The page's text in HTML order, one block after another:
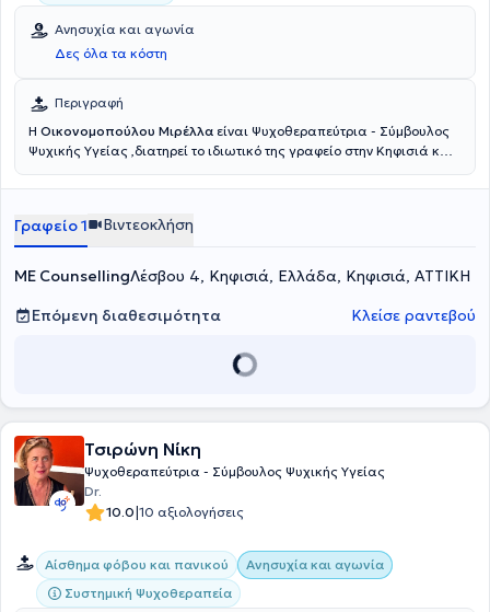
Ανησυχία και αγωνία
Δες όλα τα κόστη
Περιγραφή
Η Οικονομοπούλου Μιρέλλα είναι Ψυχοθεραπεύτρια - Σύμβουλος
Ψυχικής Υγείας ,διατηρεί το ιδιωτικό της γραφείο στην Κηφισιά και
Psychology and Psychotherapy). Έχει θητεύσει στην Α' Ψυχιατρική
αναλαμβάνει πλήθος περιστατικών, έχοντας πάντα στο επίκεντρο
την καλύτερη δυνατή εξυπηρέτηση των εξατομικευμένων αναγκών
κάθε ανθρώπου που αναλαμβάνει.
Γραφείο 1 Βιντεοκλήση
ME CounsellingΛέσβου 4, Κηφισιά, Ελλάδα, Κηφισιά, ΑΤΤΙΚΗ
Επόμενη διαθεσιμότητα
Κλείσε ραντεβού
Τσιρώνη Νίκη
Ψυχοθεραπεύτρια - Σύμβουλος Ψυχικής Υγείας
Dr.
10.0|10 αξιολογήσεις
Αίσθημα φόβου και πανικού
Ανησυχία και αγωνία
Συστημική Ψυχοθεραπεία